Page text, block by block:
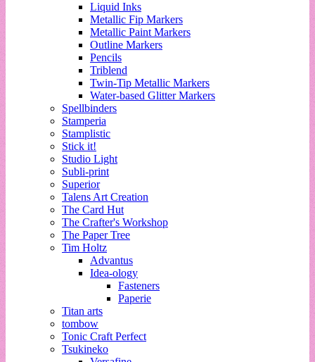
Liquid Inks
Metallic Fip Markers
Metallic Paint Markers
Outline Markers
Pencils
Triblend
Twin-Tip Metallic Markers
Water-based Glitter Markers
Spellbinders
Stamperia
Stamplistic
Stick it!
Studio Light
Subli-print
Superior
Talens Art Creation
The Card Hut
The Crafter's Workshop
The Paper Tree
Tim Holtz
Advantus
Idea-ology
Fasteners
Paperie
Titan arts
tombow
Tonic Craft Perfect
Tsukineko